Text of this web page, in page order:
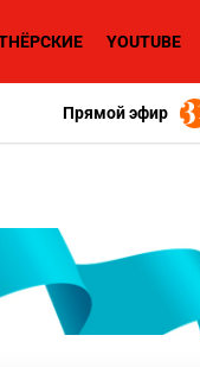
YOUTUBE
Прямой эфир